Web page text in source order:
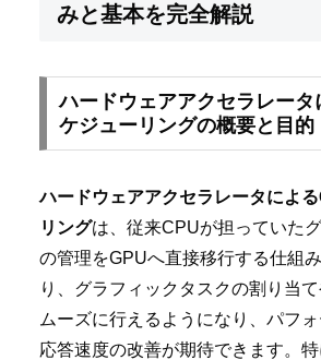
みと基本を完全解説
ハードウェアアクセラレータ
ケジューリングの概要と目的
ハードウェアアクセラレータによ
リングは、従来CPUが担っていた
の管理をGPUへ直接移行する仕組
り、グラフィックタスクの割り当
ムーズに行えるようになり、パフ
応答速度の改善が期待できます。